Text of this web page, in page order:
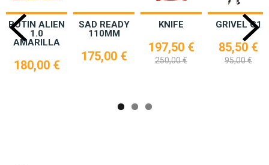
BOTIN ALIEN
1.0
AMARILLA
180,00 €
SAD READY
110MM
175,00 €
KNIFE
197,50 €
250,00 €
GRIVEL G1
85,50 €
95,00 €